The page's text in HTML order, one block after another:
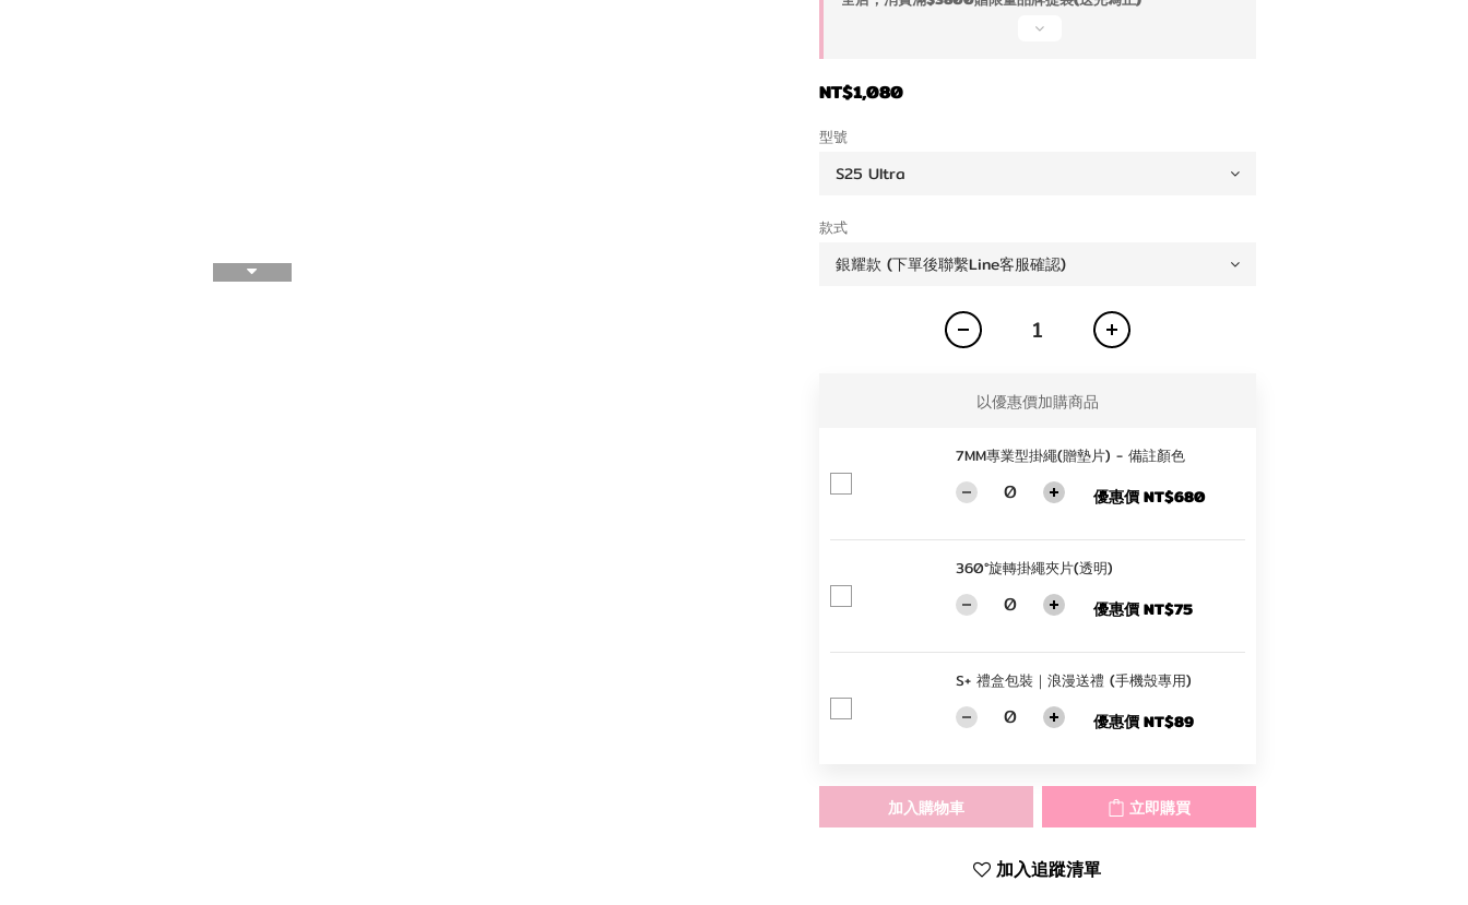
NT$1,080
型號
款式
以優惠價加購商品
7MM專業型掛繩(贈墊片) - 備註顏色
優惠價 NT$680
360°旋轉掛繩夾片(透明)
優惠價 NT$75
S+ 禮盒包裝｜浪漫送禮 (手機殼專用)
優惠價 NT$89
加入購物車 立即購買
加入追蹤清單